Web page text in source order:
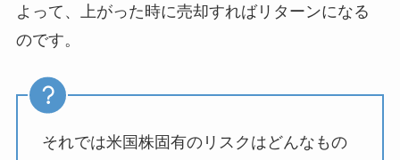
よって、上がった時に売却すればリターンになる
のです。
それでは米国株固有のリスクはどんなもの